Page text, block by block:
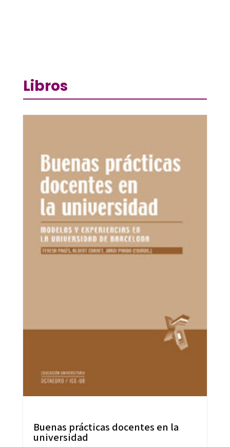
Libros
Buenas prácticas docentes en la
universidad